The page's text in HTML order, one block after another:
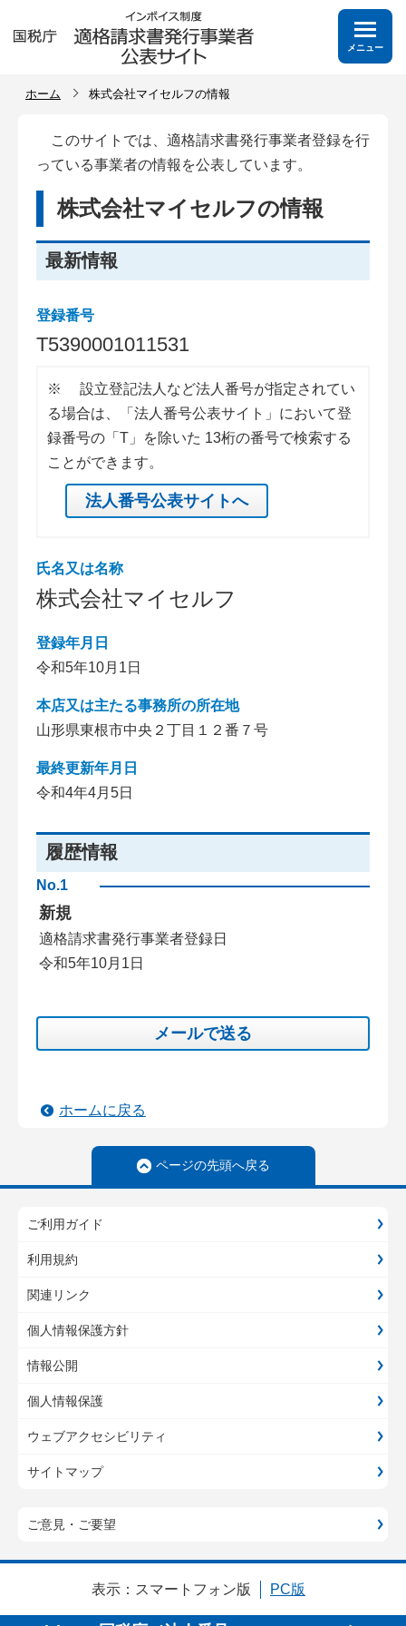
メニュー
ホーム 株式会社マイセルフの情報
このサイトでは、適格請求書発行事業者登録を行
っている事業者の情報を公表しています。
株式会社マイセルフの情報
最新情報
登録番号
T5390001011531
※
設立登記法人など法人番号が指定されてい
る場合は、「法人番号公表サイト」において登
録番号の「T」を除いた 13桁の番号で検索する
ことができます。
法人番号公表サイトへ
氏名又は名称
株式会社マイセルフ
登録年月日
令和5年10月1日
本店又は主たる事務所の所在地
山形県東根市中央２丁目１２番７号
最終更新年月日
令和4年4月5日
履歴情報
No.1
新規
適格請求書発行事業者登録日
令和5年10月1日
メールで送る
ホームに戻る
ページの先頭へ戻る
ご利用ガイド
利用規約
関連リンク
個人情報保護方針
情報公開
個人情報保護
ウェブアクセシビリティ
サイトマップ
ご意見・ご要望
表示： スマートフォン版 PC版